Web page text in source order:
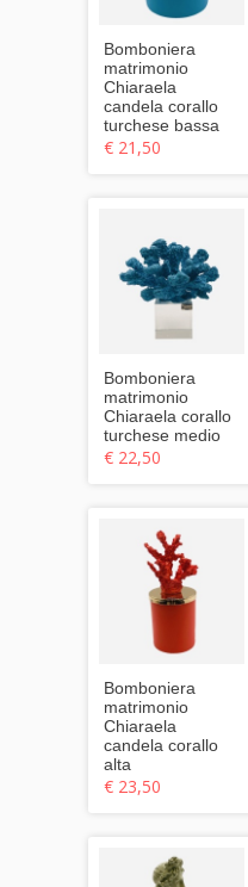
Bomboniera
matrimonio
Chiaraela
candela corallo
turchese bassa
€ 21,50
Bomboniera
matrimonio
Chiaraela corallo
turchese medio
€ 22,50
Bomboniera
matrimonio
Chiaraela
candela corallo
alta
€ 23,50